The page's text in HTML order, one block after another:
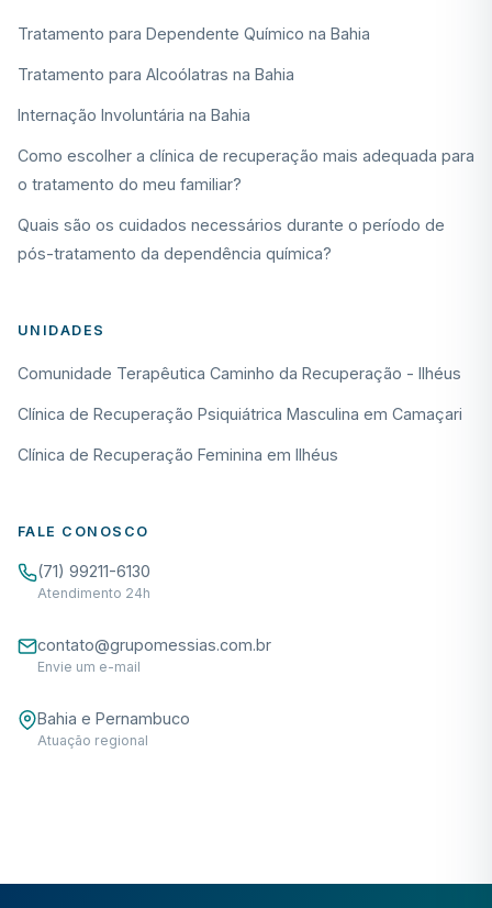
Tratamento para Dependente Químico na Bahia
Tratamento para Alcoólatras na Bahia
Internação Involuntária na Bahia
Como escolher a clínica de recuperação mais adequada para
o tratamento do meu familiar?
Quais são os cuidados necessários durante o período de
pós-tratamento da dependência química?
UNIDADES
Comunidade Terapêutica Caminho da Recuperação - Ilhéus
Clínica de Recuperação Psiquiátrica Masculina em Camaçari
Clínica de Recuperação Feminina em Ilhéus
FALE CONOSCO
(71) 99211-6130
Atendimento 24h
contato@grupomessias.com.br
Envie um e-mail
Bahia e Pernambuco
Atuação regional